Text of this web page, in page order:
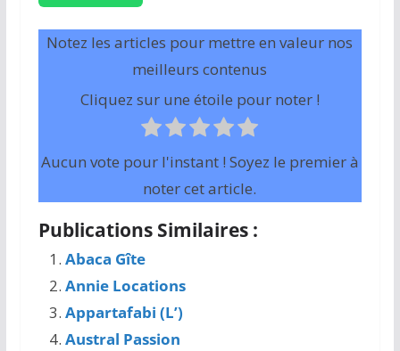
Notez les articles pour mettre en valeur nos
meilleurs contenus
Cliquez sur une étoile pour noter !
Aucun vote pour l'instant ! Soyez le premier à
noter cet article.
Publications Similaires :
Abaca Gîte
Annie Locations
Appartafabi (L’)
Austral Passion